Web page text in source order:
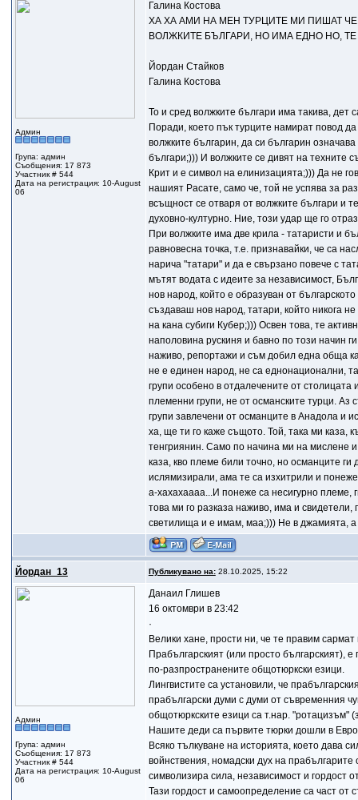
Админ
Група: админ
Съобщения: 17 873
Участник # 544
Дата на регистрация: 10-August
06
Галина Костова
ХА ХА АМИ НА МЕН ТУРЦИТЕ МИ ПИШАТ ЧЕ
ВОЛЖКИТЕ БЪЛГАРИ, НО ИМА ЕДНО НО,
Йордан Стайков
Галина Костова
То и сред волжките българи има такива,
Поради, което пък турците намират повод
волжките българин, да си българин
българи;))) И волжките се дивят на техните
Крит и е символ на елинизацията;))) Да не
нашият Расате, само че, той не успява за
всъщност се отваря от волжките българи и
духовно-културно. Ние, този удар ще го
При волжките има две крила - татаристи и
равновесна точка, т.е. признавайки, че са
нарича "татари" и да е свързано повече с
мътят водата с идеите за независимост,
нов народ, който е образуван от
създаваш нов народ, татари, който никога
на кана субиги Кубер;))) Освен това, те
наполовина рускиня и бавно по този начин
наживо, репортажи и съм добил една обща
не е единен народ, не са еднонационални,
групи особено в отдалечените от
племенни групи, не от османските турци.
групи завлечени от османците в Анадола и
ха, ще ти го каже същото. Той, така ми каза,
тенгриянин. Само по начина ми на мислене
каза, кво племе били точно, но османците
ислямизирали, ама те са изхитрили и
а-хахахаааа...И понеже са несигурно племе,
това ми го разказа наживо, има и
светилища и е имам, маа;))) Не в джамията,
Йордан_13 Публикувано на:28.10.2025, 15:22
Админ
Група: админ
Съобщения: 17 873
Участник # 544
Дата на регистрация: 10-August
06
Данаил Глишев
16 октомври в 23:42
·
Велики хане, прости ни, че те правим сармат
Прабългарският (или просто българският),
по-разпространените общотюркски езици.
Лингвистите са установили, че
прабългарски думи с думи от съвременния
общотюркските езици са т.нар. "ротацизъм"
Нашите деди са първите тюрки дошли в
Всяко тълкуване на историята, което дава
войнствения, номадски дух на
символизира сила, независимост и гордост
Тази гордост и самоопределение са част от